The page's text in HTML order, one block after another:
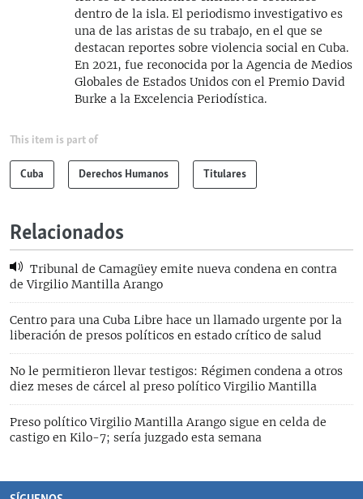
dentro de la isla. El periodismo investigativo es
una de las aristas de su trabajo, en el que se
destacan reportes sobre violencia social en Cuba.
En 2021, fue reconocida por la Agencia de Medios
Globales de Estados Unidos con el Premio David
Burke a la Excelencia Periodística.
This item is part of
Cuba Derechos Humanos Titulares
Relacionados
Tribunal de Camagüey emite nueva condena en contra
de Virgilio Mantilla Arango
Centro para una Cuba Libre hace un llamado urgente por la
liberación de presos políticos en estado crítico de salud
No le permitieron llevar testigos: Régimen condena a otros
diez meses de cárcel al preso político Virgilio Mantilla
Preso político Virgilio Mantilla Arango sigue en celda de
castigo en Kilo-7; sería juzgado esta semana